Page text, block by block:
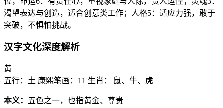
渴望表达与创造，适合创意类工作；人格5：适应力强，敢于
突破，不惧怕挑战。
汉字文化深度解析
黄
五行：土 康熙笔画：11 生肖： 鼠、牛、虎
本义： 五色之一，也指黄金、尊贵